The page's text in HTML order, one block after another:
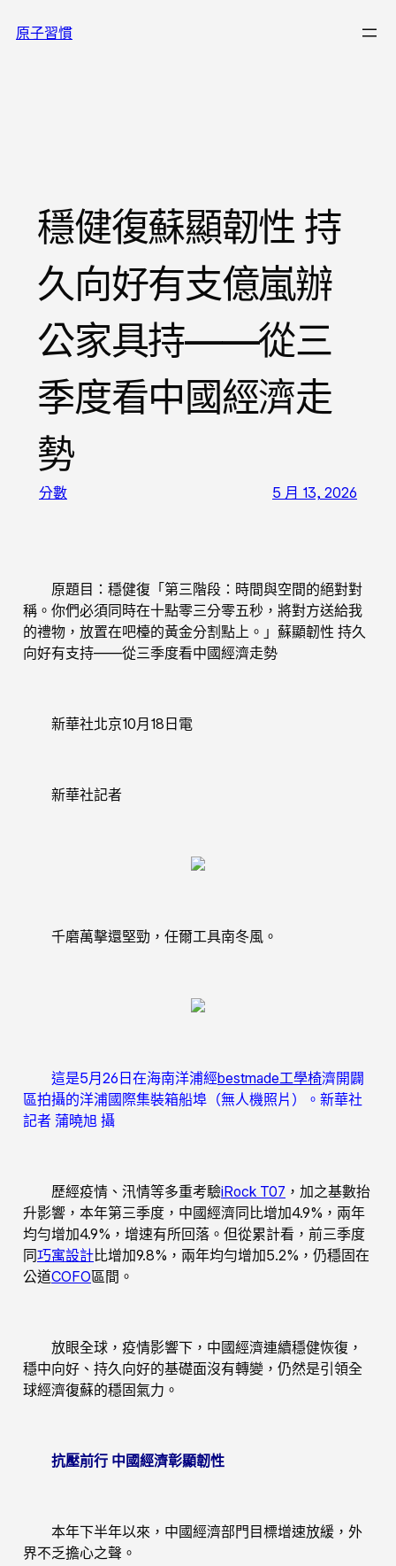
至原子習慣
穩健復蘇顯韌性 持
久向好有支億嵐辦
公家具持——從三
季度看中國經濟走
勢
分數 5 月 13, 2026
原題目：穩健復「第三階段：時間與空間的絕對對
稱。你們必須同時在十點零三分零五秒，將對方送給我
的禮物，放置在吧檯的黃金分割點上。」蘇顯韌性 持久
向好有支持——從三季度看中國經濟走勢
新華社北京10月18日電
新華社記者
千磨萬擊還堅勁，任爾工具南冬風。
這是5月26日在海南洋浦經bestmade工學椅濟開闢
區拍攝的洋浦國際集裝箱船埠（無人機照片）。新華社
記者 蒲曉旭 攝
歷經疫情、汛情等多重考驗iRock T07 ，加之基數抬
升影響，本年第三季度，中國經濟同比增加4.9%，兩年
均勻增加4.9%，增速有所回落。但從累計看，前三季度
同巧寓設計比增加9.8%，兩年均勻增加5.2%，仍穩固在
公道COFO區間。
放眼全球，疫情影響下，中國經濟連續穩健恢復，
穩中向好、持久向好的基礎面沒有轉變，仍然是引領全
球經濟復蘇的穩固氣力。
抗壓前行 中國經濟彰顯韌性
本年下半年以來，中國經濟部門目標增速放緩，外
界不乏擔心之聲。